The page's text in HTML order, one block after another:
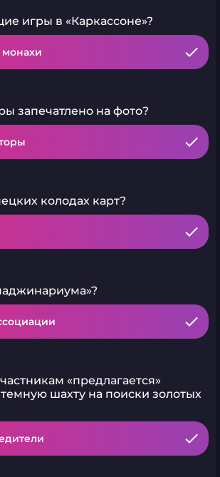
игры в «Каркассоне»?
запечатлено на фото?
колодах карт?
«предлагается»
шахту на поиски золотых